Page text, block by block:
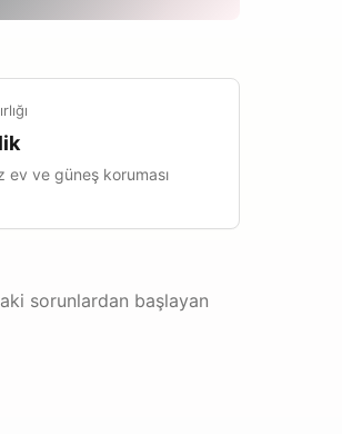
ev ve güneş koruması
sorunlardan başlayan